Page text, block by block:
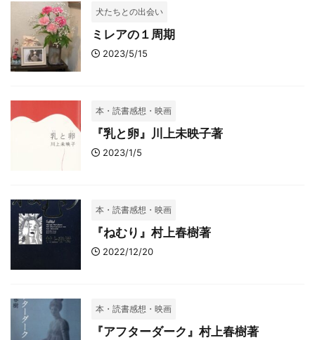
犬たちとの出会い
ミレアの１周期
2023/5/15
本・読書感想・映画
『乳と卵』川上未映子著
2023/1/5
本・読書感想・映画
『ねむり』村上春樹著
2022/12/20
本・読書感想・映画
『アフターダーク』村上春樹著